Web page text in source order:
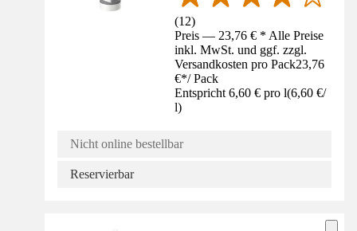
(12)
Preis — 23,76 € * Alle Preise
inkl. MwSt. und ggf. zzgl.
Versandkosten pro Pack23,76
€*/ Pack
Entspricht 6,60 € pro l(6,60 €/
l)
Nicht online bestellbar
Reservierbar